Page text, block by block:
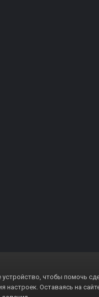
устройство, чтобы помочь
настроек. Оставаясь на